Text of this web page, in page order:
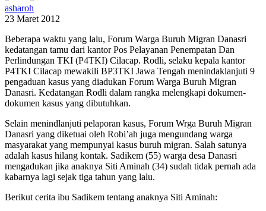
asharoh
23 Maret 2012
Beberapa waktu yang lalu, Forum Warga Buruh Migran Danasri
kedatangan tamu dari kantor Pos Pelayanan Penempatan Dan
Perlindungan TKI (P4TKI) Cilacap. Rodli, selaku kepala kantor
P4TKI Cilacap mewakili BP3TKI Jawa Tengah menindaklanjuti 9
pengaduan kasus yang diadukan Forum Warga Buruh Migran
Danasri. Kedatangan Rodli dalam rangka melengkapi dokumen-
dokumen kasus yang dibutuhkan.
Selain menindlanjuti pelaporan kasus, Forum Wrga Buruh Migran
Danasri yang diketuai oleh Robi’ah juga mengundang warga
masyarakat yang mempunyai kasus buruh migran. Salah satunya
adalah kasus hilang kontak. Sadikem (55) warga desa Danasri
mengadukan jika anaknya Siti Aminah (34) sudah tidak pernah ada
kabarnya lagi sejak tiga tahun yang lalu.
Berikut cerita ibu Sadikem tentang anaknya Siti Aminah: